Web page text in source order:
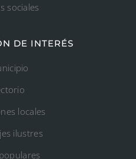
sociales
DE INTERÉS
locales
ilustres